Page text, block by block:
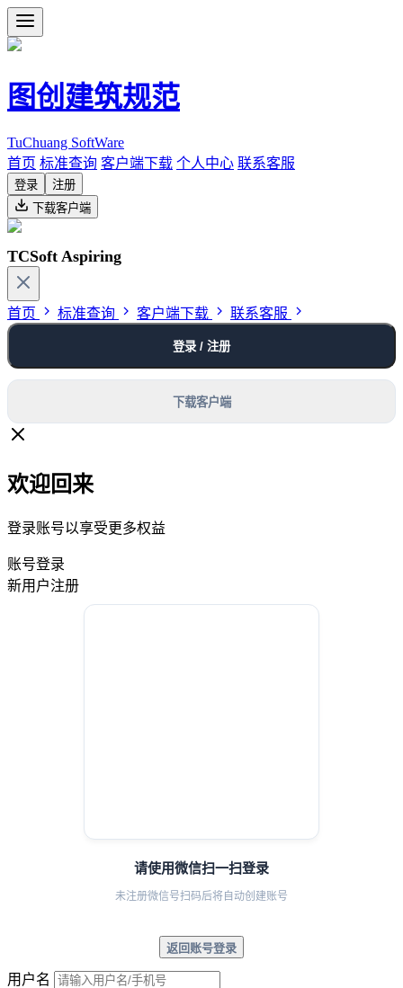
图创建筑规范
TuChuang SoftWare
首页 标准查询 客户端下载 个人中心 联系客服
登录
注册
下载客户端
TCSoft Aspiring
首页 标准查询 客户端下载 联系客服
登录 / 注册
下载客户端
欢迎回来
登录账号以享受更多权益
账号登录
新用户注册
请使用微信扫一扫登录
未注册微信号扫码后将自动创建账号
返回账号登录
用户名